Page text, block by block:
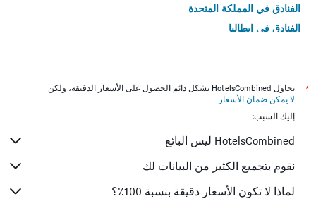
الفنادق في المملكة المتحدة
الفنادق في إيطاليا
*
يحاول HotelsCombined بشكل دائم الحصول على الأسعار الدقيقة، ولكن
لا يمكن ضمان الأسعار .
إليك السبب:
HotelsCombined ليس البائع
نقوم بتجميع الكثير من البيانات لك
لماذا لا تكون الأسعار دقيقة بنسبة 100٪؟